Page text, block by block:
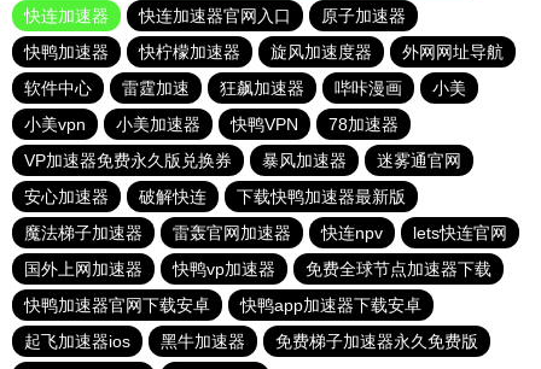
快连加速器
快连加速器官网入口
原子加速器
快鸭加速器
快柠檬加速器 旋风加速度器
外网网址导航
软件中心
雷霆加速 狂飙加速器 哔咔漫画
小美
小美vpn
小美加速器 快鸭VPN
78加速器
VP加速器免费永久版兑换券
暴风加速器
迷雾通官网
安心加速器
破解快连
下载快鸭加速器最新版
魔法梯子加速器
雷轰官网加速器 快连npv
lets快连官网
国外上网加速器
快鸭vp加速器
免费全球节点加速器下载
快鸭加速器官网下载安卓
快鸭app加速器下载安卓
起飞加速器ios
黑牛加速器
免费梯子加速器永久免费版